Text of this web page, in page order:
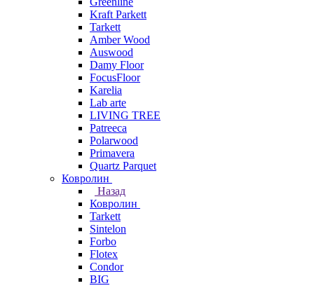
Kraft Parkett
Tarkett
Amber Wood
Auswood
Damy Floor
FocusFloor
Karelia
Lab arte
LIVING TREE
Patreeca
Polarwood
Primavera
Quartz Parquet
Ковролин
Назад
Ковролин
Tarkett
Sintelon
Forbo
Flotex
Condor
BIG